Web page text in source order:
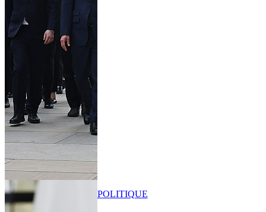
POLITIQUE